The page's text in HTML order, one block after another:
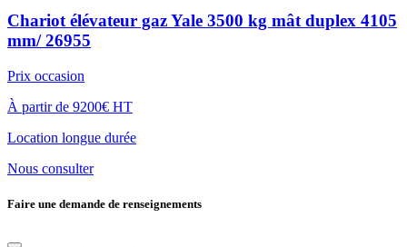
Chariot élévateur gaz Yale 3500 kg mât duplex 4105
mm/ 26955
Prix occasion
À partir de 9200€ HT
Location longue durée
Nous consulter
Faire une demande de renseignements